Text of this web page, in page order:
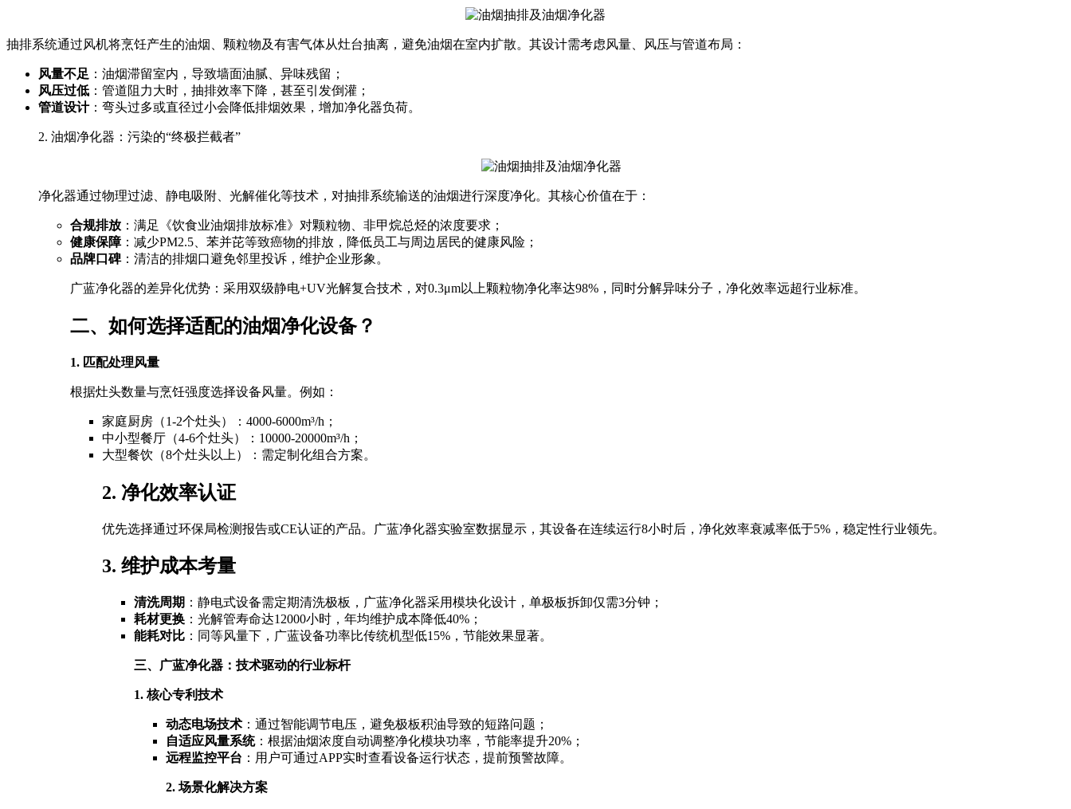
抽排系统通过风机将烹饪产生的油烟、颗粒物及有害气体从灶台抽离，避免油烟在室内扩散。其设计需考虑风量、风压与管道布局：
风量不足 ：油烟滞留室内，导致墙面油腻、异味残留；
风压过低 ：管道阻力大时，抽排效率下降，甚至引发倒灌；
管道设计：弯头过多或直径过小会降低排烟效果，增加净化器负荷。
2. 油烟净化器：污染的“终极拦截者”
净化器通过物理过滤、静电吸附、光解催化等技术，对抽排系统输送的油烟进行深度净化。其核心价值在于：
合规排放 ：满足《饮食业油烟排放标准》对颗粒物、非甲烷总烃的浓度要求；
健康保障：减少PM2.5、苯并芘等致癌物的排放，降低员工与周边居民的健康风险；
品牌口碑：清洁的排烟口避免邻里投诉，维护企业形象。
广蓝净化器的差异化优势：采用双级静电+UV光解复合技术，对0.3μm以上颗粒物净化率达98%，同时分解异味分子，净化效率远超行业标准。
二、如何选择适配的油烟净化设备？
1. 匹配处理风量
根据灶头数量与烹饪强度选择设备风量。例如：
家庭厨房（1-2个灶头）：4000-6000m³/h；
中小型餐厅（4-6个灶头）：10000-20000m³/h；
大型餐饮（8个灶头以上）：需定制化组合方案。
2. 净化效率认证
优先选择通过环保局检测报告或CE认证的产品。广蓝净化器实验室数据显示，其设备在连续运行8小时后，净化效率衰减率低于5%，稳定性行业领先。
3. 维护成本考量
清洗周期 ：静电式设备需定期清洗极板，广蓝净化器采用模块化设计，单极板拆卸仅需3分钟；
耗材更换 ：光解管寿命达12000小时，年均维护成本降低40%；
能耗对比 ：同等风量下，广蓝设备功率比传统机型低15%，节能效果显著。
三、广蓝净化器：技术驱动的行业标杆
1. 核心专利技术
动态电场技术 ：通过智能调节电压，避免极板积油导致的短路问题；
自适应风量系统：根据油烟浓度自动调整净化模块功率，节能率提升20%；
远程监控平台 ：用户可通过APP实时查看设备运行状态，提前预警故障。
2. 场景化解决方案